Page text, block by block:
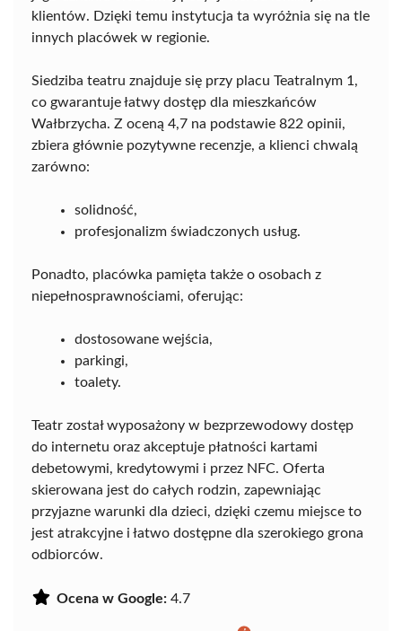
klientów. Dzięki temu instytucja ta wyróżnia się na tle
innych placówek w regionie.
Siedziba teatru znajduje się przy placu Teatralnym 1,
co gwarantuje łatwy dostęp dla mieszkańców
Wałbrzycha. Z oceną 4,7 na podstawie 822 opinii,
zbiera głównie pozytywne recenzje, a klienci chwalą
zarówno:
solidność,
profesjonalizm świadczonych usług.
Ponadto, placówka pamięta także o osobach z
niepełnosprawnościami, oferując:
dostosowane wejścia,
parkingi,
toalety.
Teatr został wyposażony w bezprzewodowy dostęp
do internetu oraz akceptuje płatności kartami
debetowymi, kredytowymi i przez NFC. Oferta
skierowana jest do całych rodzin, zapewniając
przyjazne warunki dla dzieci, dzięki czemu miejsce to
jest atrakcyjne i łatwo dostępne dla szerokiego grona
odbiorców.
Ocena w Google: 4.7